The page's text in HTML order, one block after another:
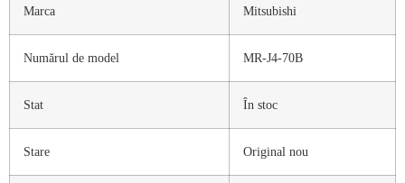
Marca Mitsubishi
Numărul de model MR-J4-70B
Stat În stoc
Stare Original nou